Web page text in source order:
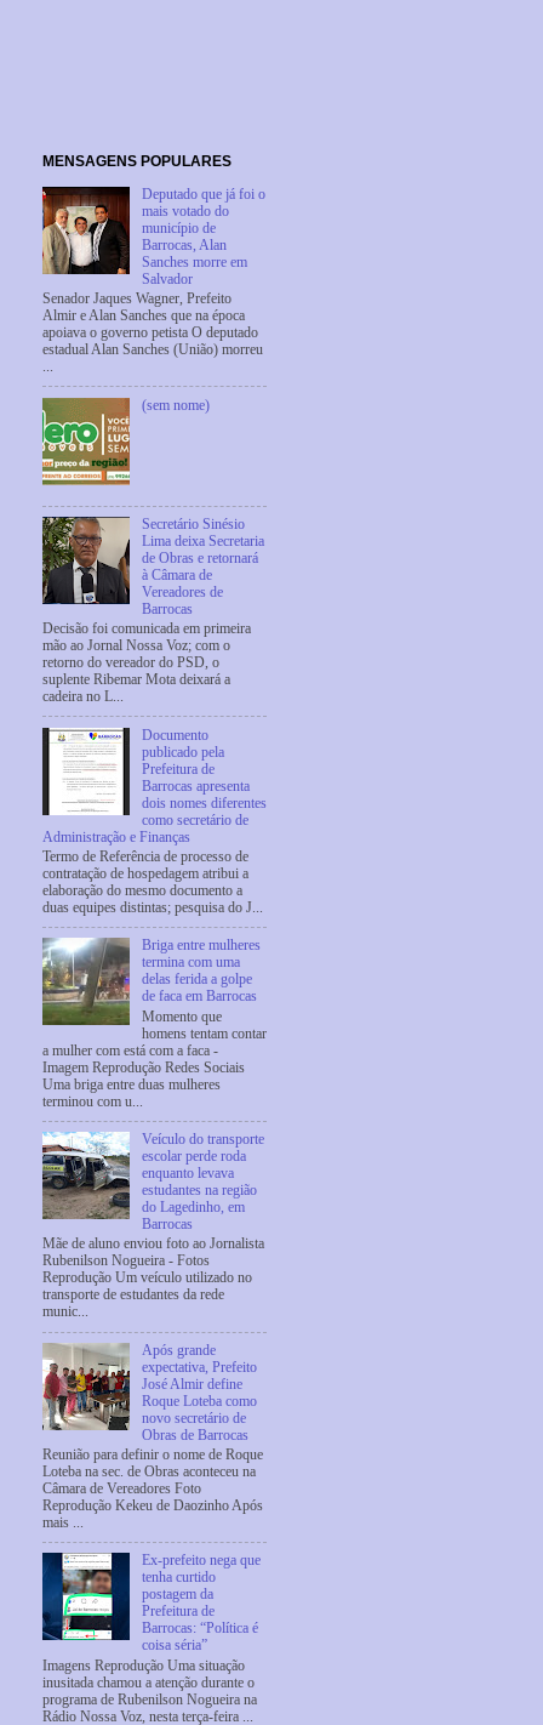
MENSAGENS POPULARES
Deputado que já foi o
mais votado do
município de
Barrocas, Alan
Sanches morre em
Salvador
Senador Jaques Wagner, Prefeito
Almir e Alan Sanches que na época
apoiava o governo petista O deputado
estadual Alan Sanches (União) morreu
...
(sem nome)
Secretário Sinésio
Lima deixa Secretaria
de Obras e retornará
à Câmara de
Vereadores de
Barrocas
Decisão foi comunicada em primeira
mão ao Jornal Nossa Voz; com o
retorno do vereador do PSD, o
suplente Ribemar Mota deixará a
cadeira no L...
Documento
publicado pela
Prefeitura de
Barrocas apresenta
dois nomes diferentes
como secretário de
Administração e Finanças
Termo de Referência de processo de
contratação de hospedagem atribui a
elaboração do mesmo documento a
duas equipes distintas; pesquisa do J...
Briga entre mulheres
termina com uma
delas ferida a golpe
de faca em Barrocas
Momento que
homens tentam contar
a mulher com está com a faca -
Imagem Reprodução Redes Sociais
Uma briga entre duas mulheres
terminou com u...
Veículo do transporte
escolar perde roda
enquanto levava
estudantes na região
do Lagedinho, em
Barrocas
Mãe de aluno enviou foto ao Jornalista
Rubenilson Nogueira - Fotos
Reprodução Um veículo utilizado no
transporte de estudantes da rede
munic...
Após grande
expectativa, Prefeito
José Almir define
Roque Loteba como
novo secretário de
Obras de Barrocas
Reunião para definir o nome de Roque
Loteba na sec. de Obras aconteceu na
Câmara de Vereadores Foto
Reprodução Kekeu de Daozinho Após
mais ...
Ex-prefeito nega que
tenha curtido
postagem da
Prefeitura de
Barrocas: “Política é
coisa séria”
Imagens Reprodução Uma situação
inusitada chamou a atenção durante o
programa de Rubenilson Nogueira na
Rádio Nossa Voz, nesta terça-feira ...